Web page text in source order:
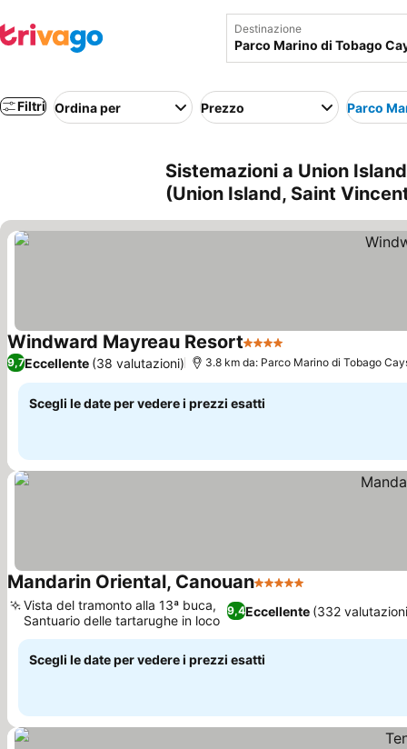
Destinazione
Filtri Ordina per Prezzo Parco
Sistemazioni a Union
(Union Island, Saint
Windward Mayreau Resort4 Stelle
9,7Eccellente (38 valutazioni) 3.8 km da: Parco Marino di Tobago
Scegli le date per vedere i prezzi esatti
Mandarin Oriental, Canouan5 Stelle
9,4Eccellente (332
Vista del tramonto alla 13ª buca,
Santuario delle tartarughe in loco
Scegli le date per vedere i prezzi esatti